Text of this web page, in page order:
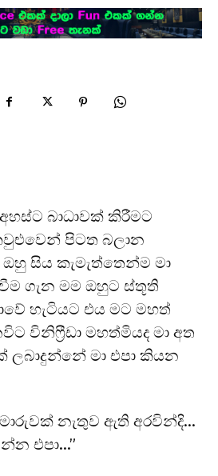
බාධාවක් කිරීමට
පිටත බලාන
සිය කැමැත්තෙන්ම මා
ගැන මම ඔහුට ස්තූති
හැටියට එය මට මහත්
විනිෆ්‍රීඩා මහත්මියද මා අත
ලබාදුන්නේ මා එපා කියන
නැතුව ඇති අරවින්දි…
එපා…”